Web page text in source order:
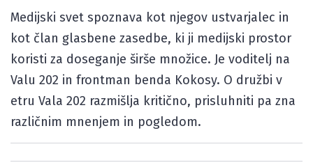
Medijski svet spoznava kot njegov ustvarjalec in
kot član glasbene zasedbe, ki ji medijski prostor
koristi za doseganje širše množice. Je voditelj na
Valu 202 in frontman benda Kokosy. O družbi v
etru Vala 202 razmišlja kritično, prisluhniti pa zna
različnim mnenjem in pogledom.